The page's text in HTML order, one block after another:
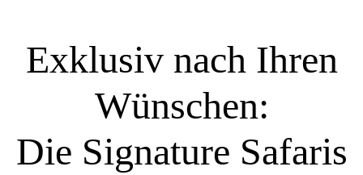
Exklusiv nach Ihren
Wünschen:
Die Signature Safaris